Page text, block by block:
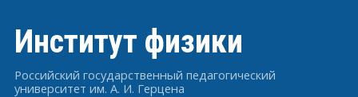
Институт физики
Российский государственный педагогический
университет им. А. И. Герцена